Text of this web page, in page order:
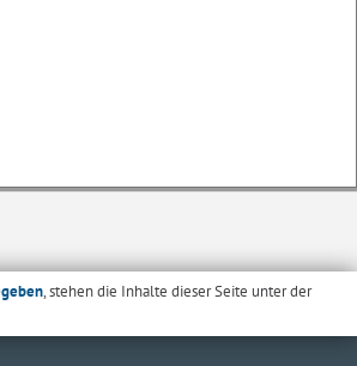
, stehen die Inhalte dieser Seite unter der